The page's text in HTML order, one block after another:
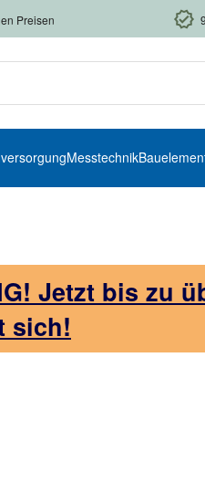
Preisen
Messtechnik
Jetzt bis zu
sich!